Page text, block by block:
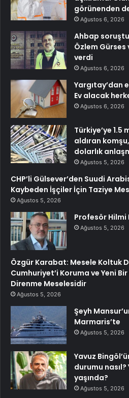
görünenden
Ağustos 6, 2026
Ahbap
Özlem Gürses
verdi
Ağustos 6, 2026
Yargıtay’dan
Ev alacak
Ağustos 6, 2026
Türkiye’ye 1.5
aldıran
dolarlık
Ağustos 5, 2026
CHP’li Gülsever’den Suudi
Kaybeden İşçiler İçin Taziye
Ağustos 5, 2026
Profesör Hilmi
Ağustos 5, 2026
Özgür Karabat: Mesele Koltuk
Cumhuriyet’i Koruma ve Yeni
Direnme Meselesidir
Ağustos 5, 2026
Şeyh
Marmaris’te
Ağustos 5, 2026
Yavuz
durumu
yaşında?
Ağustos 5, 2026